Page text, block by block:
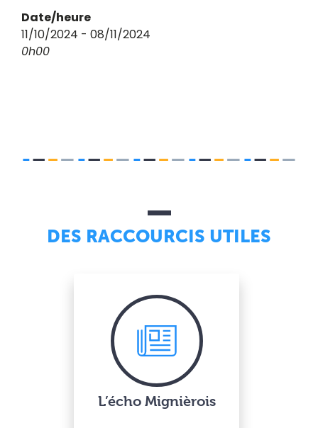
Date/heure
11/10/2024 - 08/11/2024
0h00
DES RACCOURCIS UTILES
L’écho Mignièrois